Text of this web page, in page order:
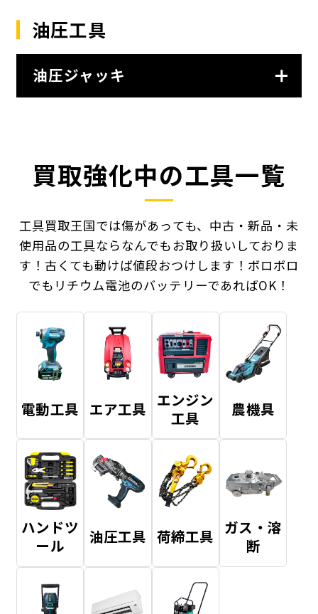
油圧工具
油圧ジャッキ
買取強化中の工具一覧
工具買取王国では傷があっても、中古・新品・未
使用品の工具ならなんでもお取り扱いしておりま
す！ 古くても動けば値段おつけします！ボロボロ
でもリチウム電池のバッテリーであればOK！
電動工具 エア工具 エンジン
工具
農機具
ハンドツ
ール
油圧工具 荷締工具 ガス・溶
断